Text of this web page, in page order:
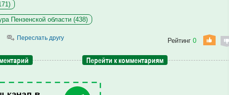
Пензенской области (438)
Переслать другу Рейтинг 0
Перейти к комментариям